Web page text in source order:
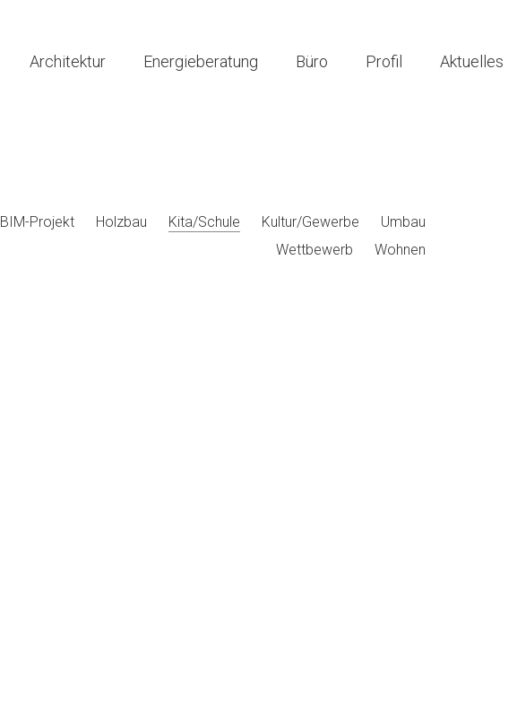
Architektur Energieberatung Büro Profil Aktuelles
BIM-Projekt Holzbau Kita/Schule Kultur/Gewerbe
Umbau
Wettbewerb
Wohnen